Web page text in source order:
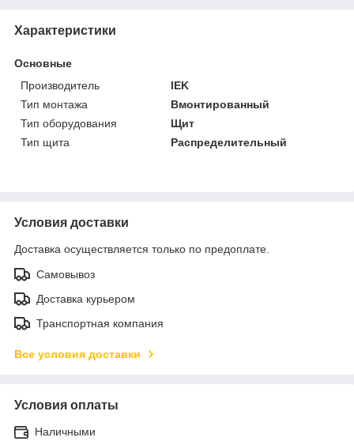
Характеристики
Основные
Производитель
IEK
Тип монтажа
Вмонтированный
Тип оборудования
Щит
Тип щита
Распределительный
Условия доставки
Доставка осуществляется только по предоплате.
Самовывоз
Доставка курьером
Транспортная компания
Все условия доставки
Условия оплаты
Наличными